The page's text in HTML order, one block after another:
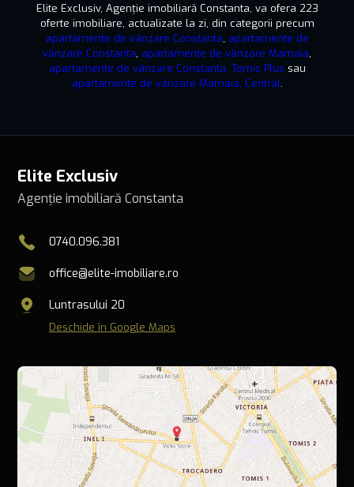
Elite Exclusiv, Agenție imobiliară Constanta, va ofera 223
oferte imobiliare, actualizate la zi, din categorii precum
apartamente de vânzare Constanta, apartamente de
vânzare Constanta, apartamente de vânzare Mamaia,
apartamente de vânzare Constanta, Tomis Plus sau
apartamente de vânzare Mamaia, Central.
Elite Exclusiv
Agenție imobiliară Constanta
0740.096.381
office@elite-imobiliare.ro
Luntrasului 20
Deschide în Google Maps